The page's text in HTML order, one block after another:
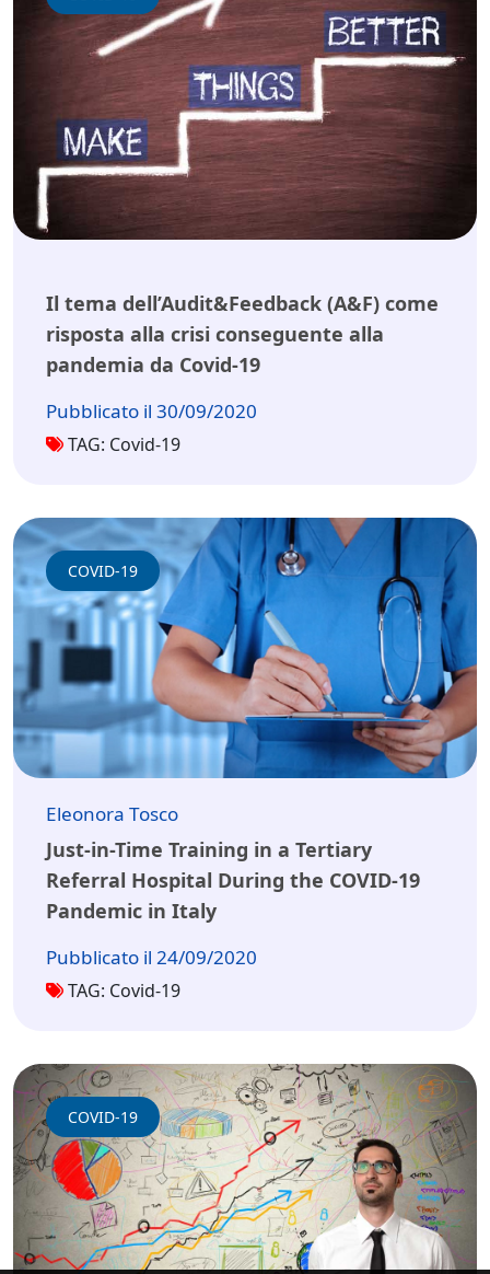
Il tema dell’Audit&Feedback (A&F) come
risposta alla crisi conseguente alla
pandemia da Covid-19
Pubblicato il 30/09/2020
TAG: Covid-19
COVID-19
Eleonora Tosco
Just-in-Time Training in a Tertiary
Referral Hospital During the COVID-19
Pandemic in Italy
Pubblicato il 24/09/2020
TAG: Covid-19
COVID-19